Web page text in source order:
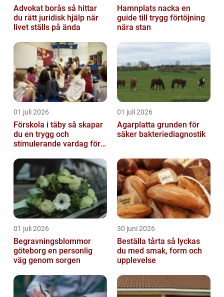
Advokat borås så hittar
du rätt juridisk hjälp när
livet ställs på ända
Hamnplats nacka en
guide till trygg förtöjning
nära stan
01 juli 2026
Förskola i täby så skapar
du en trygg och
stimulerande vardag för
01 juli 2026
Agarplatta grunden för
säker bakteriediagnostik
01 juli 2026
Begravningsblommor
göteborg en personlig
väg genom sorgen
30 juni 2026
Beställa tårta så lyckas
du med smak, form och
upplevelse